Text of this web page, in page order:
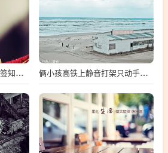
曝买华为原生鸿蒙手机要签知情书 俩小孩高铁上静音打架只动手不动嘴